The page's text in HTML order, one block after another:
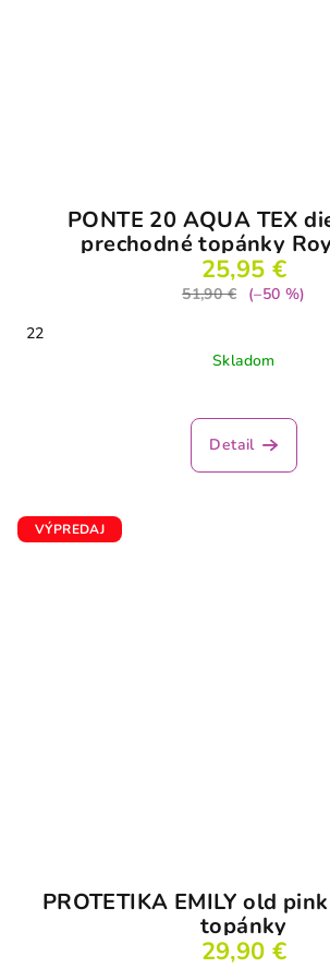
PONTE 20 AQUA TEX
prechodné topánky
25,95 €
51,90 €
(–50 %)
22
Skladom
Detail
VÝPREDAJ
PROTETIKA EMILY old
topánky
29,90 €